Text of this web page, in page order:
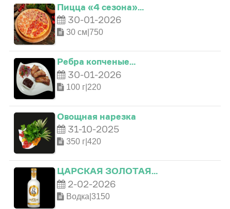
Пицца «4 сезона»…
30-01-2026
30 см|750
Ребра копченые…
30-01-2026
100 г|220
Овощная нарезка
31-10-2025
350 г|420
ЦАРСКАЯ ЗОЛОТАЯ…
2-02-2026
Водка|3150
1
0
2
0